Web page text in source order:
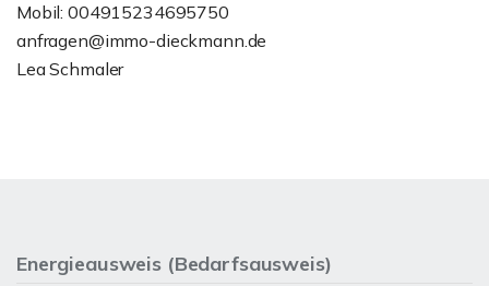
Mobil: 004915234695750
anfragen@immo-dieckmann.de
Lea Schmaler
Energieausweis (Bedarfsausweis)